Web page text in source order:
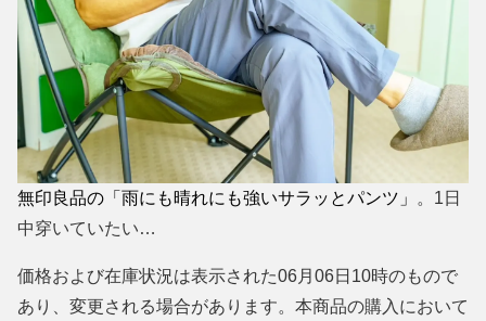
無印良品の「雨にも晴れにも強いサラッとパンツ」
。1日
中穿いていたい…
価格および在庫状況は表示された06月06日10時のもので
あり、変更される場合があります。本商品の購入において